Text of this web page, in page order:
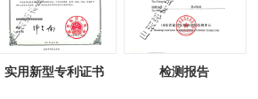
实用新型专利证书 检测报告